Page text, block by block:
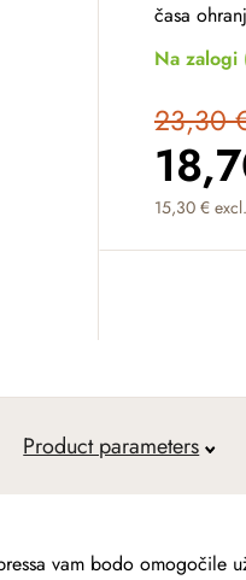
časa
Na zalogi
23,30
15,30 €
Measure
Product parameters
vam bodo omogočile